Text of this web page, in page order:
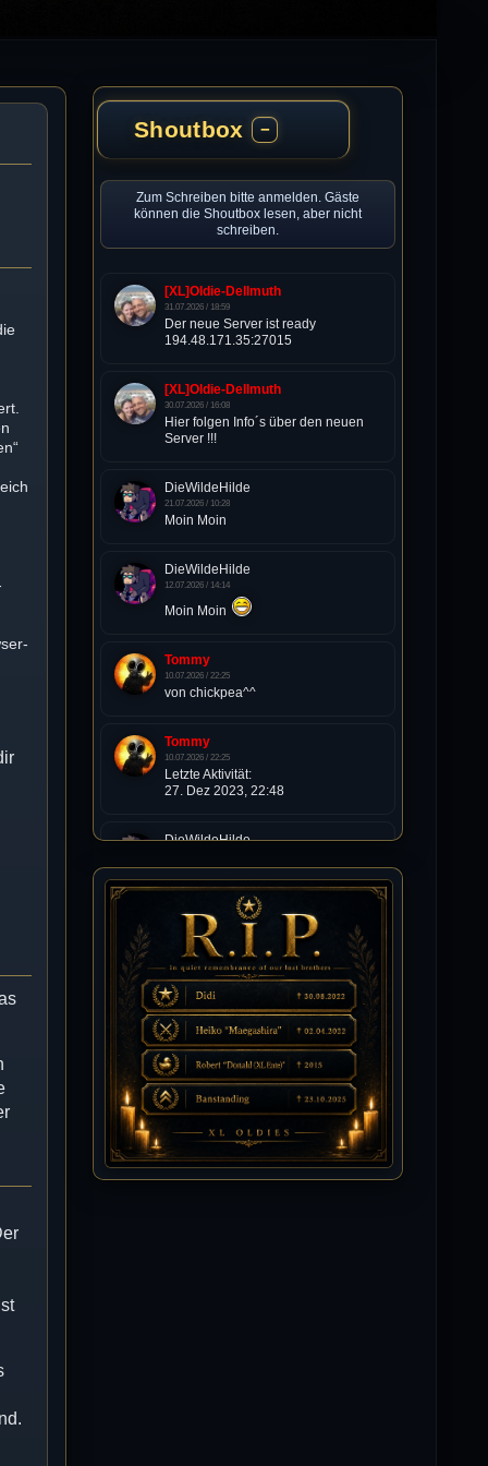
Shoutbox −
Zum Schreiben bitte anmelden. Gäste
können die Shoutbox lesen, aber nicht
schreiben.
[XL]Oldie-Dellmuth
31.07.2026 / 18:59
Der neue Server ist ready
194.48.171.35:27015
[XL]Oldie-Dellmuth
30.07.2026 / 16:08
Hier folgen Info´s über den neuen
Server !!!
DieWildeHilde
21.07.2026 / 10:28
Moin Moin
DieWildeHilde
12.07.2026 / 14:14
Moin Moin
Tommy
10.07.2026 / 22:25
von chickpea^^
Tommy
10.07.2026 / 22:25
Letzte Aktivität:
27. Dez 2023, 22:48
DieWildeHilde
Happy Birthday Chickpea
DieWildeHilde
10.07.2026 / 10:08
Hallo meine Lieben!
Isimiyaki
10.07.2026 / 00:34
Alles gute chickpea
Mojochilla
02.07.2026 / 15:53
Was geht aaaaaaaaaaaab